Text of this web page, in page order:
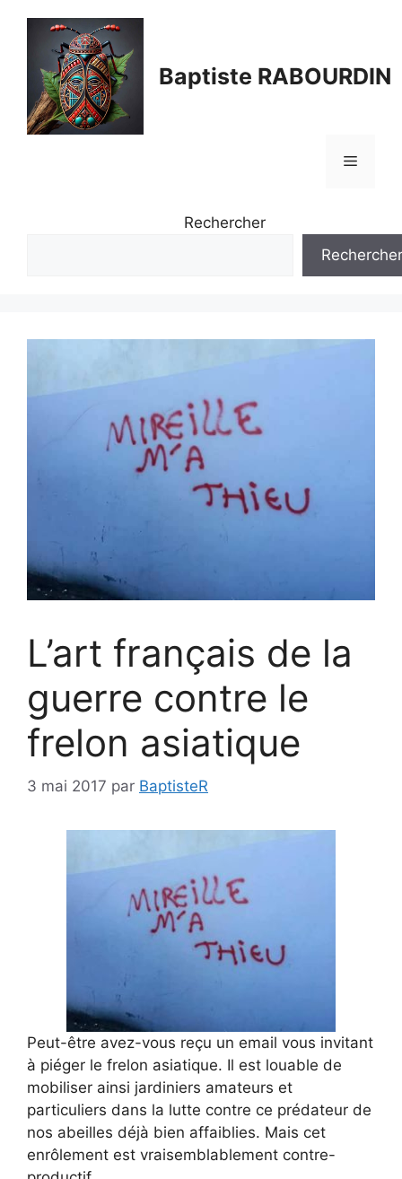
contenu
Baptiste RABOURDIN
Menu
Rechercher
Rechercher
L’art français de la
guerre contre le
frelon asiatique
3 mai 2017 par BaptisteR
Peut-être avez-vous reçu un email vous invitant
à piéger le frelon asiatique. Il est louable de
mobiliser ainsi jardiniers amateurs et
particuliers dans la lutte contre ce prédateur de
nos abeilles déjà bien affaiblies. Mais cet
enrôlement est vraisemblablement contre-